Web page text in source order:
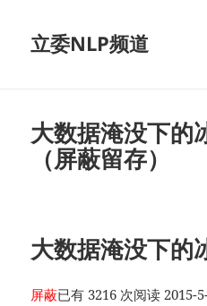
立委NLP频道
大数据淹没下的
（屏蔽留存）
大数据淹没下的
屏蔽已有 3216 次阅读 2015-